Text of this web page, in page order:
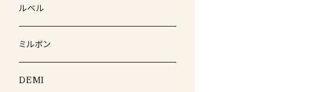
ルベル
ミルボン
DEMI